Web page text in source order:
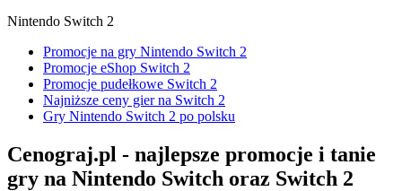
Nintendo Switch 2
Promocje na gry Nintendo Switch 2
Promocje eShop Switch 2
Promocje pudełkowe Switch 2
Najniższe ceny gier na Switch 2
Gry Nintendo Switch 2 po polsku
Cenograj.pl - najlepsze promocje i tanie
gry na Nintendo Switch oraz Switch 2